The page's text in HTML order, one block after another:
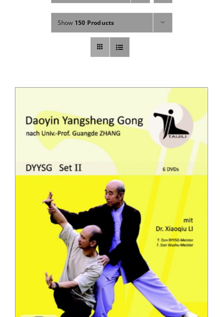
Fachbücher
Poster, Karten, Medien
Show 150 Products